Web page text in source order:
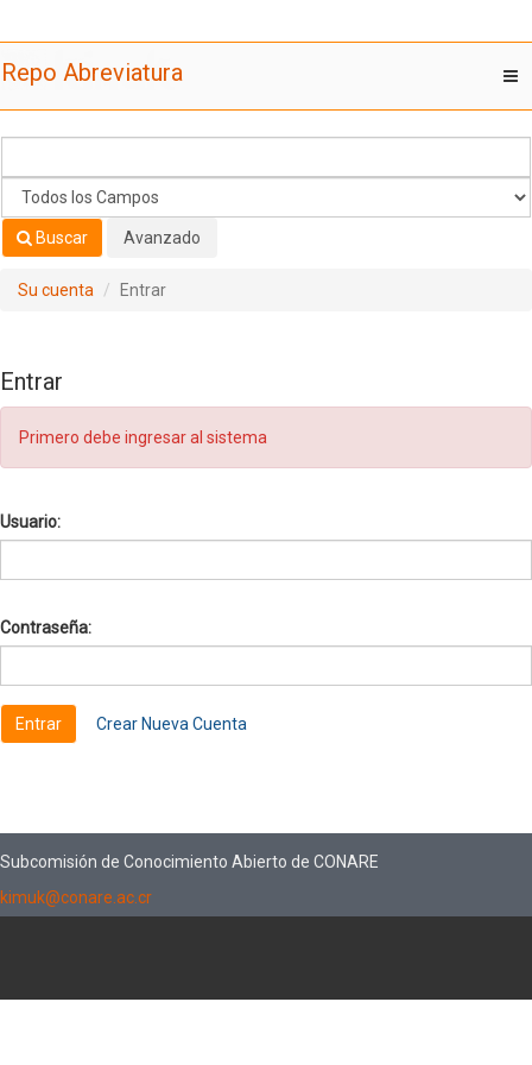
Repo Abreviatura
Buscar Avanzado
Su cuenta Entrar
Entrar
Primero debe ingresar al sistema
Usuario:
Contraseña:
Crear Nueva Cuenta
Subcomisión de Conocimiento Abierto de CONARE
kimuk@conare.ac.cr